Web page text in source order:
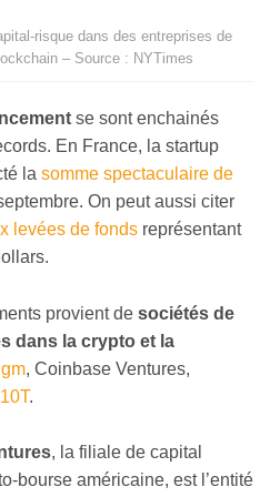
risque dans des entreprises de
– Source : NYTimes
se sont enchainés
En France, la startup
la somme spectaculaire de
On peut aussi citer
levées de fonds représentant
provient de sociétés de
dans la crypto et la
, Coinbase Ventures,
10T.
, la filiale de capital
bourse américaine, est l’entité